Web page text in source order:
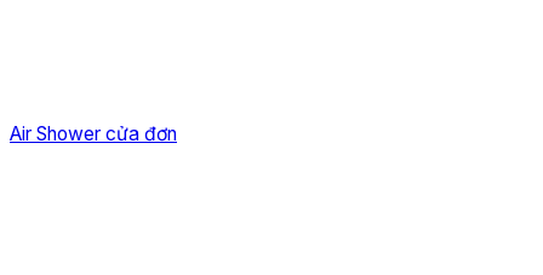
Air Shower cửa đơn